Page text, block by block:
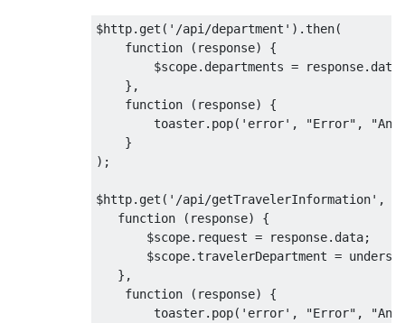
$http. get ( '/api/department' ).then(
function
( response)
{
        $scope
. departments = response. data
},
function
( response)
{
        toaster
. pop( 'error' , "Error" ,
"An
}
);
$http. get ( '/api/getTravelerInformation' ,
function
( response)
{
       $scope
. request = response. data;
       $scope
.travelerDepartment =
},
function
( response)
{
        toaster
. pop( 'error' , "Error" ,
"An